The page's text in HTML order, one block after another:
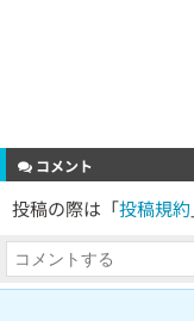
コメント
投稿の際は「投稿規約